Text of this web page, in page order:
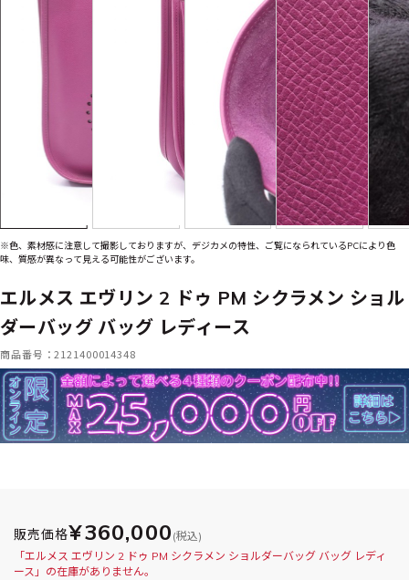
※色、素材感に注意して撮影しておりますが、デジカメの特性、ご覧になられているPCにより色
味、質感が異なって見える可能性がございます。
エルメス エヴリン 2 ドゥ PM シクラメン ショル
ダーバッグ バッグ レディース
商品番号：2121400014348
販売価格¥360,000 (税込)
「エルメス エヴリン 2 ドゥ PM シクラメン ショルダーバッグ バッグ レディ
ース」の在庫がありません。